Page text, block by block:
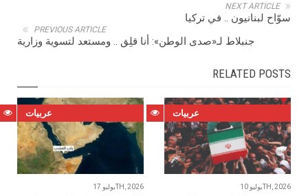
NEXT ARTICLE
سوّاح لبنانيون .. في تركيا
PREVIOUS ARTICLE
جنبلاط لـ«صدى الوطن»: أنا قلِق .. ومستعد لتسوية وزارية
RELATED POSTS
عربيات
يوليو 17TH, 2026
عربيات
يوليو 10TH, 2026